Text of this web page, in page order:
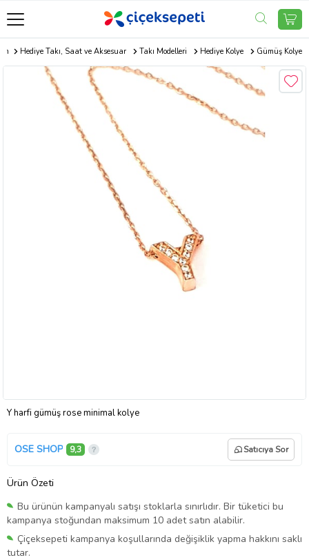
Hediye Takı, Saat ve Aksesuar Takı Modelleri Hediye Kolye Gümüş Kolye
Y harfi gümüş rose minimal kolye
OSE SHOP 9,3 Satıcıya Sor
Ürün Özeti
Bu ürünün kampanyalı satışı stoklarla sınırlıdır. Bir tüketici bu
kampanya stoğundan maksimum 10 adet satın alabilir.
Çiçeksepeti kampanya koşullarında değişiklik yapma hakkını saklı
tutar.